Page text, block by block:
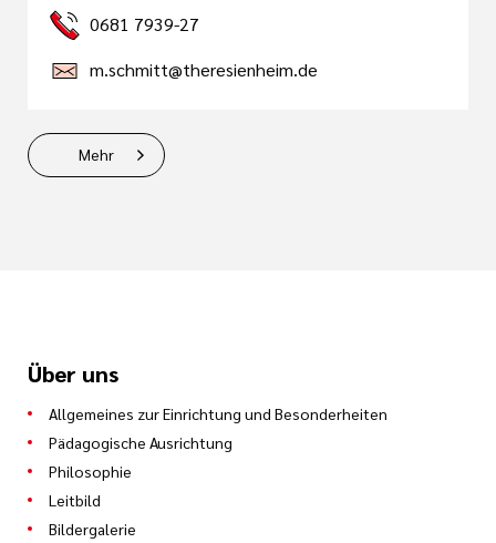
0681 7939-27
m.schmitt@theresienheim.de
Mehr
Über uns
Allgemeines zur Einrichtung und Besonderheiten
Pädagogische Ausrichtung
Philosophie
Leitbild
Bildergalerie